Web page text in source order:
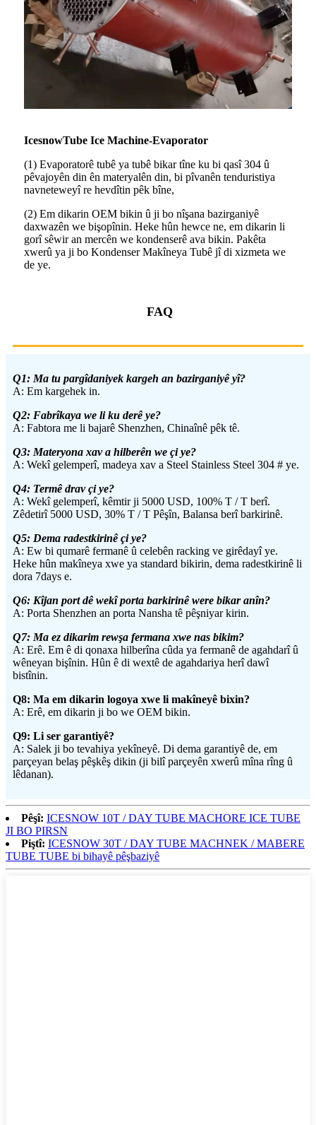
IcesnowTube Ice Machine-Evaporator
(1) Evaporatorê tubê ya tubê bikar tîne ku bi qasî 304 û
pêvajoyên din ên materyalên din, bi pîvanên tenduristiya
navneteweyî re hevdîtin pêk bîne,
(2) Em dikarin OEM bikin û ji bo nîşana bazirganiyê
daxwazên we bişopînin. Heke hûn hewce ne, em dikarin li
gorî sêwir an mercên we kondenserê ava bikin. Pakêta
xwerû ya ji bo Kondenser Makîneya Tubê jî di xizmeta we
de ye.
FAQ
Q1: Ma tu pargîdaniyek kargeh an bazirganiyê yî?
A: Em kargehek in.
Q2: Fabrîkaya we li ku derê ye?
A: Fabtora me li bajarê Shenzhen, Chinaînê pêk tê.
Q3: Materyona xav a hilberên we çi ye?
A: Wekî gelemperî, madeya xav a Steel Stainless Steel 304 # ye.
Q4: Termê drav çi ye?
A: Wekî gelemperî, kêmtir ji 5000 USD, 100% T / T berî.
Zêdetirî 5000 USD, 30% T / T Pêşîn, Balansa berî barkirinê.
Q5: Dema radestkirinê çi ye?
A: Ew bi qumarê fermanê û celebên racking ve girêdayî ye.
Heke hûn makîneya xwe ya standard bikirin, dema radestkirinê li
dora 7days e.
Q6: Kîjan port dê wekî porta barkirinê were bikar anîn?
A: Porta Shenzhen an porta Nansha tê pêşniyar kirin.
Q7: Ma ez dikarim rewşa fermana xwe nas bikim?
A: Erê. Em ê di qonaxa hilberîna cûda ya fermanê de agahdarî û
wêneyan bişînin. Hûn ê di wextê de agahdariya herî dawî
bistînin.
Q8: Ma em dikarin logoya xwe li makîneyê bixin?
A: Erê, em dikarin ji bo we OEM bikin.
Q9: Li ser garantiyê?
A: Salek ji bo tevahiya yekîneyê. Di dema garantiyê de, em
parçeyan belaş pêşkêş dikin (ji bilî parçeyên xwerû mîna rîng û
lêdanan).
Pêşî: ICESNOW 10T / DAY TUBE MACHORE ICE TUBE
JI BO PIRSN
Piştî: ICESNOW 30T / DAY TUBE MACHNEK / MABERE
TUBE TUBE bi bihayê pêşbaziyê